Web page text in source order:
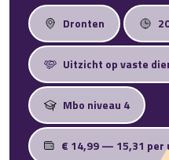
Dronten
Uitzicht op vaste
Mbo niveau 4
€ 14,99 — 15,31 per